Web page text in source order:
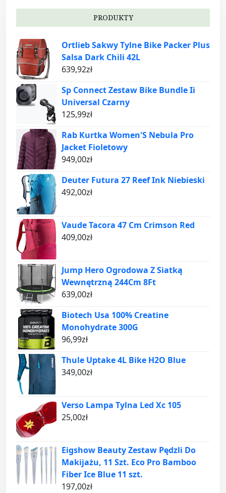
PRODUKTY
Ortlieb Sakwy Tylne Bike Packer Plus
Salsa Dark Chili 42L
639,92zł
Sp Connect Zestaw Bike Bundle Ii
Universal Czarny
125,99zł
Rab Kurtka Women'S Nebula Pro
Jacket Fioletowy
949,00zł
Deuter Futura 27 Reef Ink Niebieski
492,00zł
Vaude Tacora 47 Cm Crimson Red
409,00zł
Jump Hero Ogrodowa Z Siatką
Wewnętrzną 244Cm 8Ft
639,00zł
Biotech Usa 100% Creatine
Monohydrate 300G
96,99zł
Thule Uptake 4L Bike H2O Blue
349,00zł
Verso Lampa Tylna Led Xc 105
25,00zł
Eigshow Beauty Zestaw Pędzli Do
Makijażu, 11 Szt. Eco Pro Bamboo
Fiber Ice Blue 11 szt.
197,00zł